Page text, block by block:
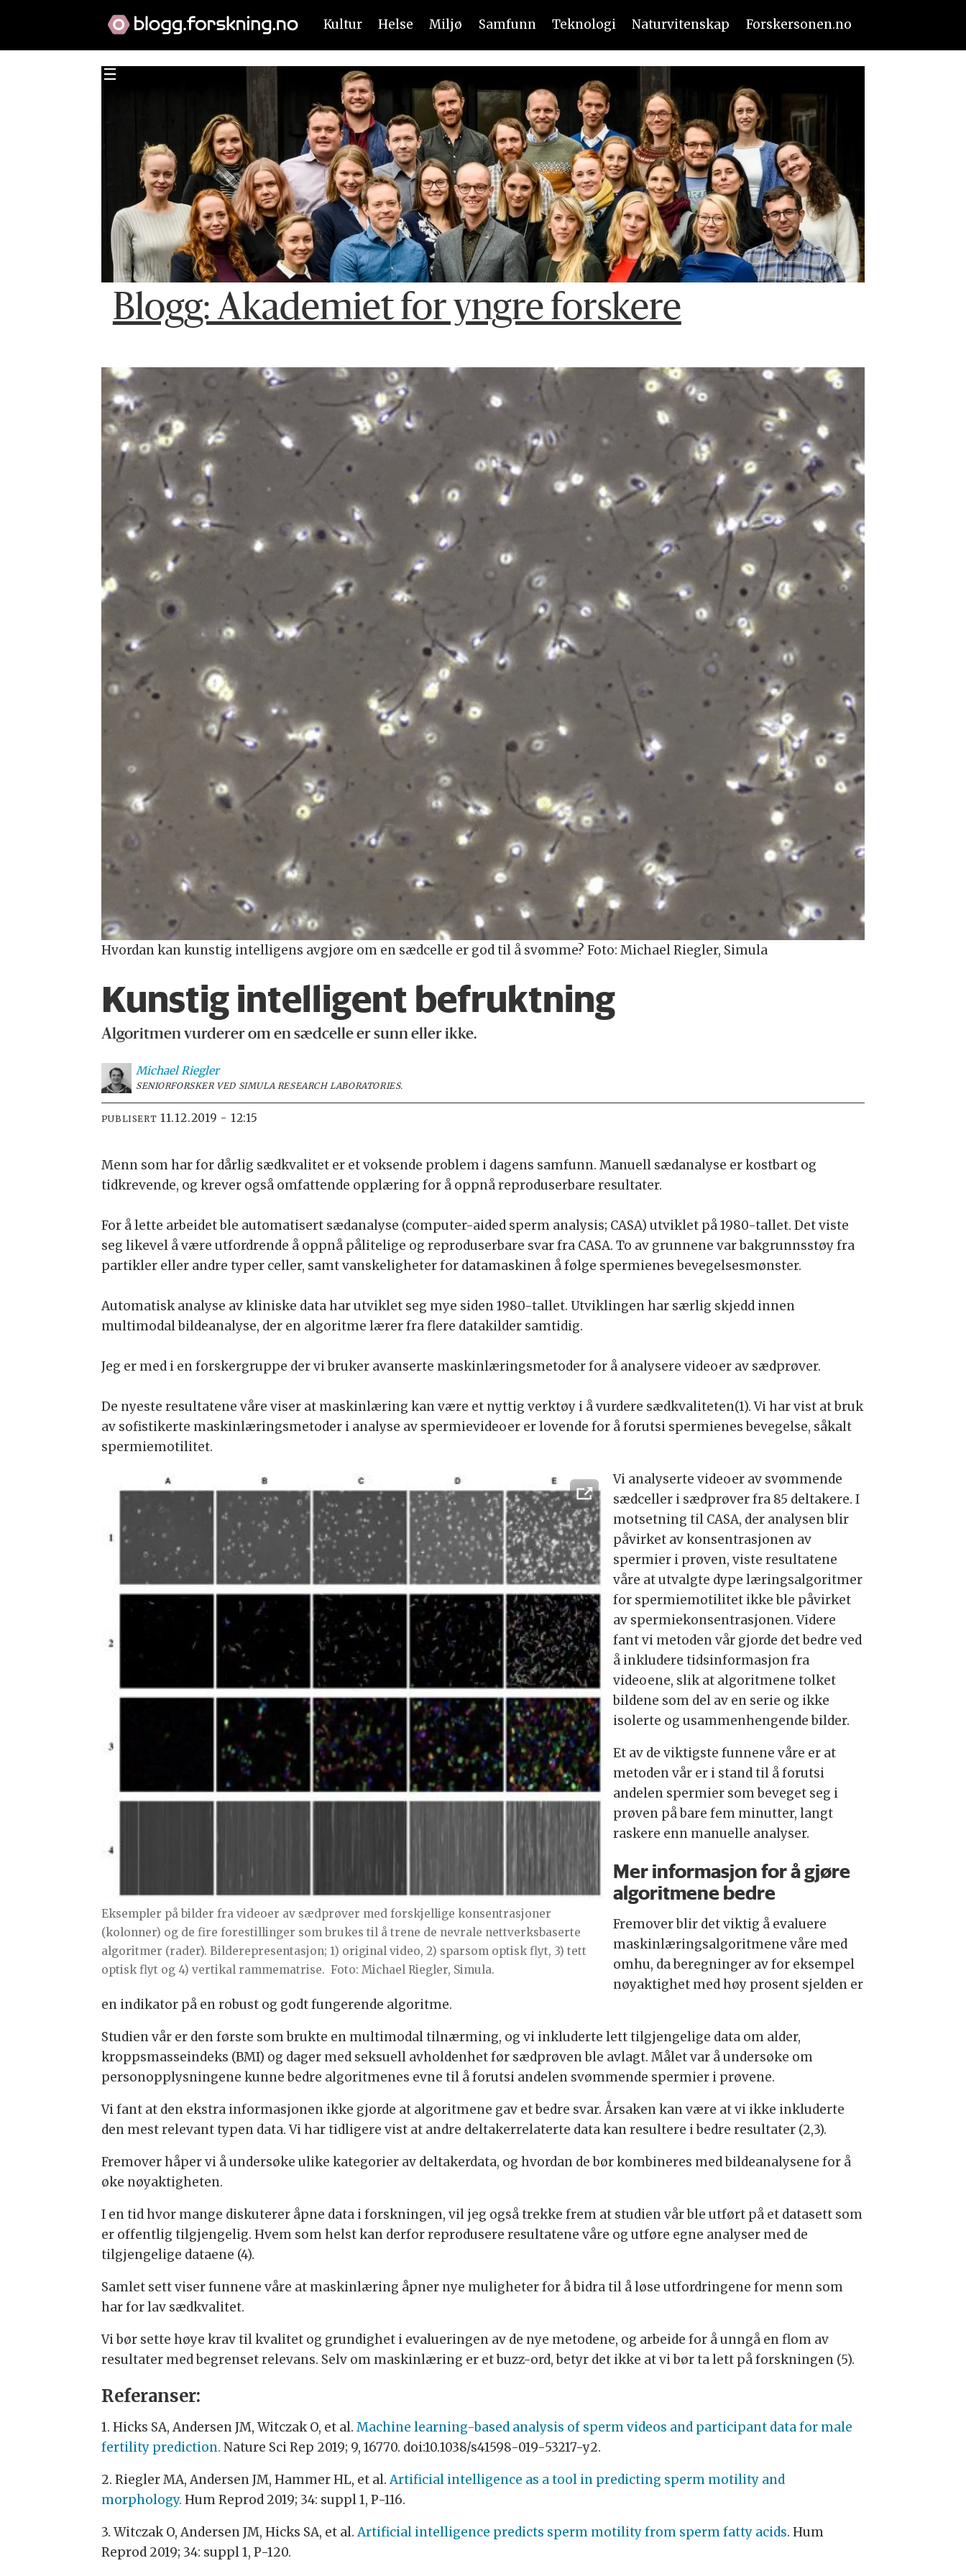
Kultur Helse Miljø Samfunn Teknologi Naturvitenskap Forskersonen.no
Blogg: Akademiet for yngre forskere
Hvordan kan kunstig intelligens avgjøre om en sædcelle er god til å svømme? Foto: Michael Riegler, Simula
Kunstig intelligent befruktning
Algoritmen vurderer om en sædcelle er sunn eller ikke.
Michael Riegler
SENIORFORSKER VED SIMULA RESEARCH LABORATORIES.
PUBLISERT 11.12.2019 - 12:15
Menn som har for dårlig sædkvalitet er et voksende problem i dagens samfunn. Manuell sædanalyse er kostbart og
tidkrevende, og krever også omfattende opplæring for å oppnå reproduserbare resultater.
For å lette arbeidet ble automatisert sædanalyse (computer-aided sperm analysis; CASA) utviklet på 1980-tallet. Det viste
seg likevel å være utfordrende å oppnå pålitelige og reproduserbare svar fra CASA. To av grunnene var bakgrunnsstøy fra
partikler eller andre typer celler, samt vanskeligheter for datamaskinen å følge spermienes bevegelsesmønster.
Automatisk analyse av kliniske data har utviklet seg mye siden 1980-tallet. Utviklingen har særlig skjedd innen
multimodal bildeanalyse, der en algoritme lærer fra flere datakilder samtidig.
Jeg er med i en forskergruppe der vi bruker avanserte maskinlæringsmetoder for å analysere videoer av sædprøver.
De nyeste resultatene våre viser at maskinlæring kan være et nyttig verktøy i å vurdere sædkvaliteten(1). Vi har vist at bruk
av sofistikerte maskinlæringsmetoder i analyse av spermievideoer er lovende for å forutsi spermienes bevegelse, såkalt
spermiemotilitet.
Eksempler på bilder fra videoer av sædprøver med forskjellige konsentrasjoner
(kolonner) og de fire forestillinger som brukes til å trene de nevrale nettverksbaserte
algoritmer (rader). Bilderepresentasjon; 1) original video, 2) sparsom optisk flyt, 3) tett
optisk flyt og 4) vertikal rammematrise. Foto: Michael Riegler, Simula.
Vi analyserte videoer av svømmende
sædceller i sædprøver fra 85 deltakere. I
motsetning til CASA, der analysen blir
påvirket av konsentrasjonen av
spermier i prøven, viste resultatene
våre at utvalgte dype læringsalgoritmer
for spermiemotilitet ikke ble påvirket
av spermiekonsentrasjonen. Videre
fant vi metoden vår gjorde det bedre ved
å inkludere tidsinformasjon fra
videoene, slik at algoritmene tolket
bildene som del av en serie og ikke
isolerte og usammenhengende bilder.
Et av de viktigste funnene våre er at
metoden vår er i stand til å forutsi
andelen spermier som beveget seg i
prøven på bare fem minutter, langt
raskere enn manuelle analyser.
Mer informasjon for å gjøre
algoritmene bedre
Fremover blir det viktig å evaluere
maskinlæringsalgoritmene våre med
omhu, da beregninger av for eksempel
nøyaktighet med høy prosent sjelden er
en indikator på en robust og godt fungerende algoritme.
Studien vår er den første som brukte en multimodal tilnærming, og vi inkluderte lett tilgjengelige data om alder,
kroppsmasseindeks (BMI) og dager med seksuell avholdenhet før sædprøven ble avlagt. Målet var å undersøke om
personopplysningene kunne bedre algoritmenes evne til å forutsi andelen svømmende spermier i prøvene.
Vi fant at den ekstra informasjonen ikke gjorde at algoritmene gav et bedre svar. Årsaken kan være at vi ikke inkluderte
den mest relevant typen data. Vi har tidligere vist at andre deltakerrelaterte data kan resultere i bedre resultater (2,3).
Fremover håper vi å undersøke ulike kategorier av deltakerdata, og hvordan de bør kombineres med bildeanalysene for å
øke nøyaktigheten.
I en tid hvor mange diskuterer åpne data i forskningen, vil jeg også trekke frem at studien vår ble utført på et datasett som
er offentlig tilgjengelig. Hvem som helst kan derfor reprodusere resultatene våre og utføre egne analyser med de
tilgjengelige dataene (4).
Samlet sett viser funnene våre at maskinlæring åpner nye muligheter for å bidra til å løse utfordringene for menn som
har for lav sædkvalitet.
Vi bør sette høye krav til kvalitet og grundighet i evalueringen av de nye metodene, og arbeide for å unngå en flom av
resultater med begrenset relevans. Selv om maskinlæring er et buzz-ord, betyr det ikke at vi bør ta lett på forskningen (5).
Referanser:
1. Hicks SA, Andersen JM, Witczak O, et al. Machine learning-based analysis of sperm videos and participant data for male
fertility prediction. Nature Sci Rep 2019; 9, 16770. doi:10.1038/s41598-019-53217-y2.
2. Riegler MA, Andersen JM, Hammer HL, et al.Artificial intelligence as a tool in predicting sperm motility and
morphology. Hum Reprod 2019; 34: suppl 1, P-116.
3. Witczak O, Andersen JM, Hicks SA, et al.Artificial intelligence predicts sperm motility from sperm fatty acids. Hum
Reprod 2019; 34: suppl 1, P-120.